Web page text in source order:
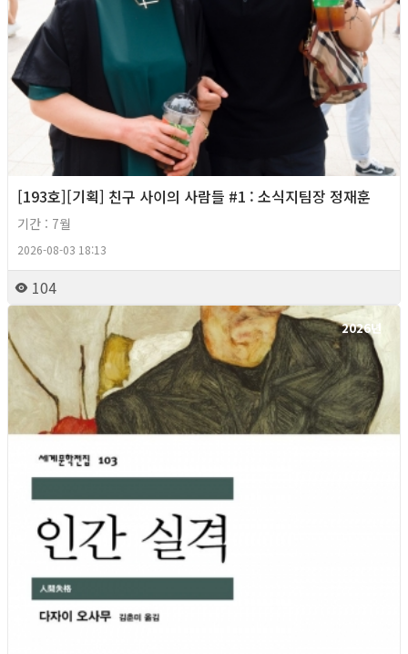
[193호][기획] 친구 사이의 사람들 #1 : 소식지팀장 정재훈
기간 : 7월
2026-08-03 18:13
104
2026년